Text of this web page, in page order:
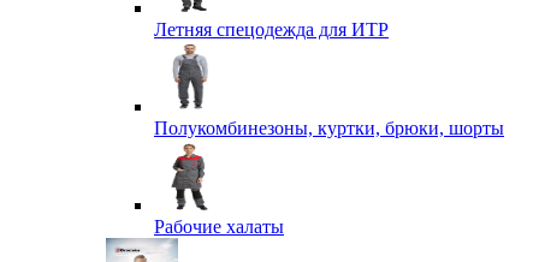
Летняя спецодежда для ИТР
Полукомбинезоны, куртки, брюки, шорты
Рабочие халаты